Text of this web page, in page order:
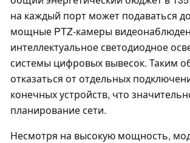
на каждый порт может подаваться
мощные PTZ-камеры
интеллектуальное светодиодное
системы цифровых вывесок. Таким
отказаться от отдельных
конечных устройств, что
планирование сети.
Несмотря на высокую мощность,